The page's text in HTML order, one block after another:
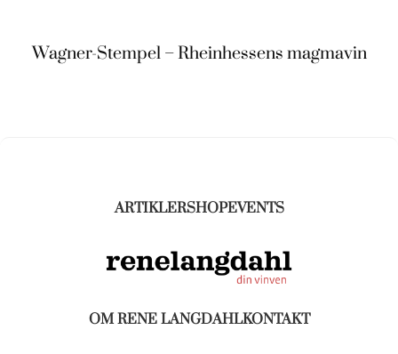
Wagner-Stempel – Rheinhessens magmavin
ARTIKLERSHOPEVENTS
OM RENE LANGDAHLKONTAKT